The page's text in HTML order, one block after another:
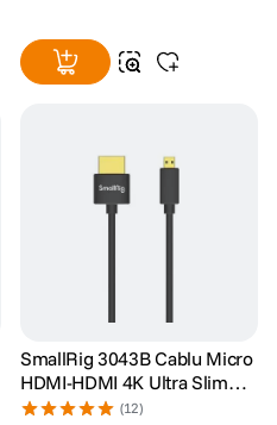
SmallRig 3043B Cablu Micro
HDMI-HDMI 4K Ultra Slim
55cm
(12)